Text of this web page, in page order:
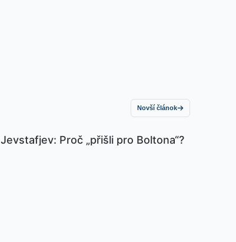
Novší článok
Jevstafjev: Proč „přišli pro Boltona“?